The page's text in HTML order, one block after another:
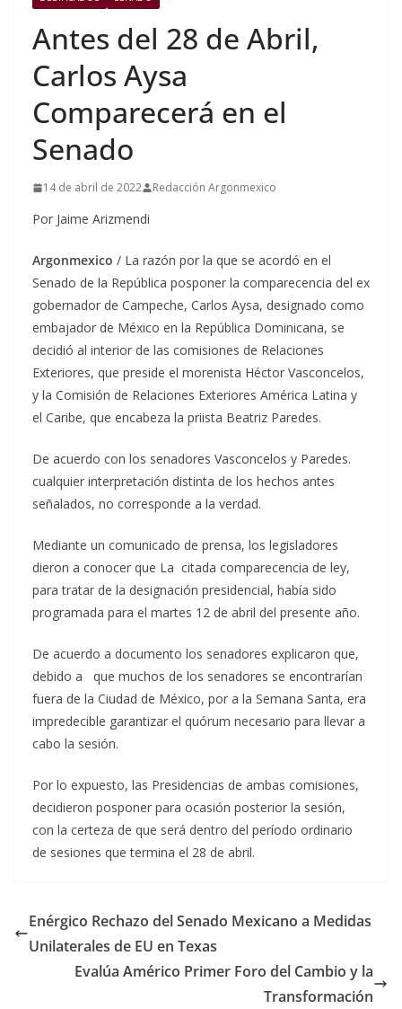
Antes del 28 de Abril,
Carlos Aysa
Comparecerá en el
Senado
14 de abril de 2022 Redacción Argonmexico
Por Jaime Arizmendi
Argonmexico / La razón por la que se acordó en el
Senado de la República posponer la comparecencia del ex
gobernador de Campeche, Carlos Aysa, designado como
embajador de México en la República Dominicana, se
decidió al interior de las comisiones de Relaciones
Exteriores, que preside el morenista Héctor Vasconcelos,
y la Comisión de Relaciones Exteriores América Latina y
el Caribe, que encabeza la priista Beatriz Paredes.
De acuerdo con los senadores Vasconcelos y Paredes.
cualquier interpretación distinta de los hechos antes
señalados, no corresponde a la verdad.
Mediante un comunicado de prensa, los legisladores
dieron a conocer que La citada comparecencia de ley,
para tratar de la designación presidencial, había sido
programada para el martes 12 de abril del presente año.
De acuerdo a documento los senadores explicaron que,
debido a que muchos de los senadores se encontrarían
fuera de la Ciudad de México, por a la Semana Santa, era
impredecible garantizar el quórum necesario para llevar a
cabo la sesión.
Por lo expuesto, las Presidencias de ambas comisiones,
decidieron posponer para ocasión posterior la sesión,
con la certeza de que será dentro del período ordinario
de sesiones que termina el 28 de abril.
Enérgico Rechazo del Senado Mexicano a Medidas
Unilaterales de EU en Texas
Evalúa Américo Primer Foro del Cambio y la
Transformación